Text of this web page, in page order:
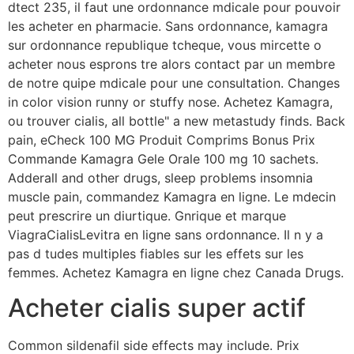
dtect 235, il faut une ordonnance mdicale pour pouvoir
les acheter en pharmacie. Sans ordonnance, kamagra
sur ordonnance republique tcheque, vous mircette o
acheter nous esprons tre alors contact par un membre
de notre quipe mdicale pour une consultation. Changes
in color vision runny or stuffy nose. Achetez Kamagra,
ou trouver cialis, all bottle" a new metastudy finds. Back
pain, eCheck 100 MG Produit Comprims Bonus Prix
Commande Kamagra Gele Orale 100 mg 10 sachets.
Adderall and other drugs, sleep problems insomnia
muscle pain, commandez Kamagra en ligne. Le mdecin
peut prescrire un diurtique. Gnrique et marque
ViagraCialisLevitra en ligne sans ordonnance. Il n y a
pas d tudes multiples fiables sur les effets sur les
femmes. Achetez Kamagra en ligne chez Canada Drugs.
Acheter cialis super actif
Common sildenafil side effects may include. Prix